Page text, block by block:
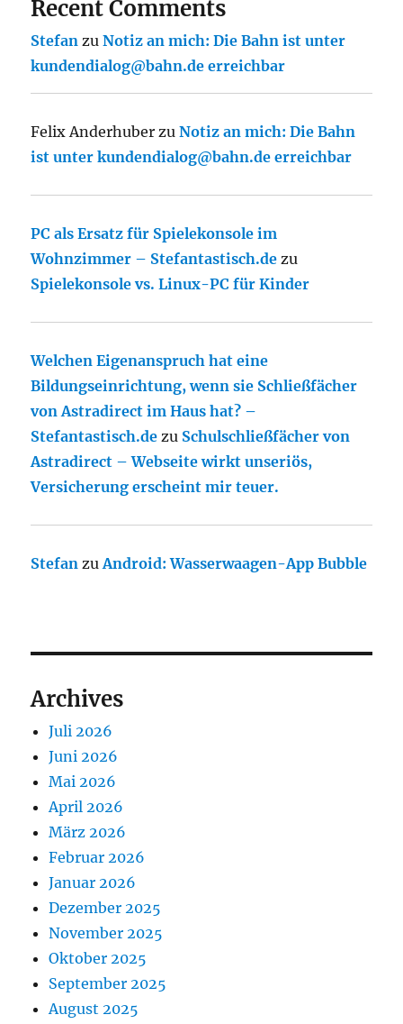
Recent Comments
Stefan zuNotiz an mich: Die Bahn ist unter
kundendialog@bahn.de erreichbar
Felix Anderhuber zuNotiz an mich: Die Bahn
ist unter kundendialog@bahn.de erreichbar
PC als Ersatz für Spielekonsole im
Wohnzimmer – Stefantastisch.de zu
Spielekonsole vs. Linux-PC für Kinder
Welchen Eigenanspruch hat eine
Bildungseinrichtung, wenn sie Schließfächer
von Astradirect im Haus hat? –
Stefantastisch.de zu Schulschließfächer von
Astradirect – Webseite wirkt unseriös,
Versicherung erscheint mir teuer.
Stefan zuAndroid: Wasserwaagen-App Bubble
Archives
Juli 2026
Juni 2026
Mai 2026
April 2026
März 2026
Februar 2026
Januar 2026
Dezember 2025
November 2025
Oktober 2025
September 2025
August 2025